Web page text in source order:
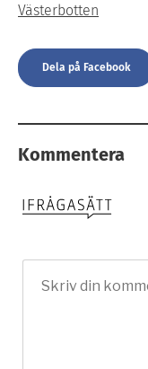
Västerbotten
Dela på Facebook
Kommentera